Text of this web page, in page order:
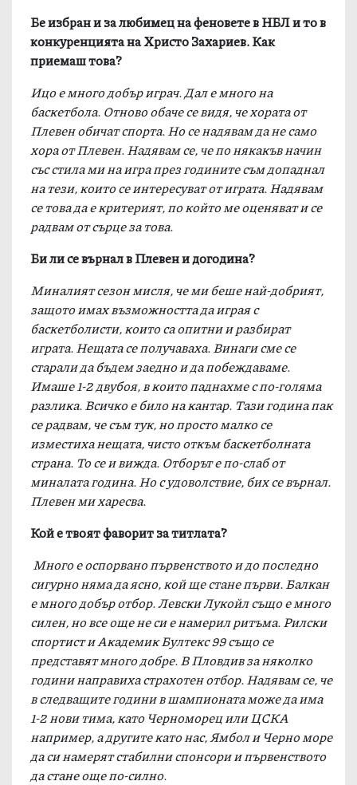
Бе избран и за любимец на феновете в НБЛ и то в
конкуренцията на Христо Захариев. Как
приемаш това?
Ицо е много добър играч. Дал е много на
баскетбола. Отново обаче се видя, че хората от
Плевен обичат спорта. Но се надявам да не само
хора от Плевен. Надявам се, че по някакъв начин
със стила ми на игра през годините съм допаднал
на тези, които се интересуват от играта. Надявам
се това да е критерият, по който ме оценяват и се
радвам от сърце за това.
Би ли се върнал в Плевен и догодина?
Миналият сезон мисля, че ми беше най-добрият,
защото имах възможността да играя с
баскетболисти, които са опитни и разбират
играта. Нещата се получаваха. Винаги сме се
старали да бъдем заедно и да побеждаваме.
Имаше 1-2 двубоя, в които паднахме с по-голяма
разлика. Всичко е било на кантар. Тази година пак
се радвам, че съм тук, но просто малко се
изместиха нещата, чисто откъм баскетболната
страна. То се и вижда. Отборът е по-слаб от
миналата година. Но с удоволствие, бих се върнал.
Плевен ми харесва.
Кой е твоят фаворит за титлата?
Много е оспорвано първенството и до последно
сигурно няма да ясно, кой ще стане първи. Балкан
е много добър отбор. Левски Лукойл също е много
силен, но все още не си е намерил ритъма. Рилски
спортист и Академик Бултекс 99 също се
представят много добре. В Пловдив за няколко
години направиха страхотен отбор. Надявам се, че
в следващите години в шампионата може да има
1-2 нови тима, като Черноморец или ЦСКА
например, а другите като нас, Ямбол и Черно море
да си намерят стабилни спонсори и първенството
да стане още по-силно.